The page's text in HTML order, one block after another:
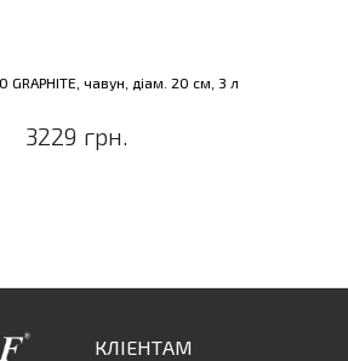
GRAPHITE, чавун, діам. 20 см, 3 л
3229 грн.
КЛІЕНТАМ